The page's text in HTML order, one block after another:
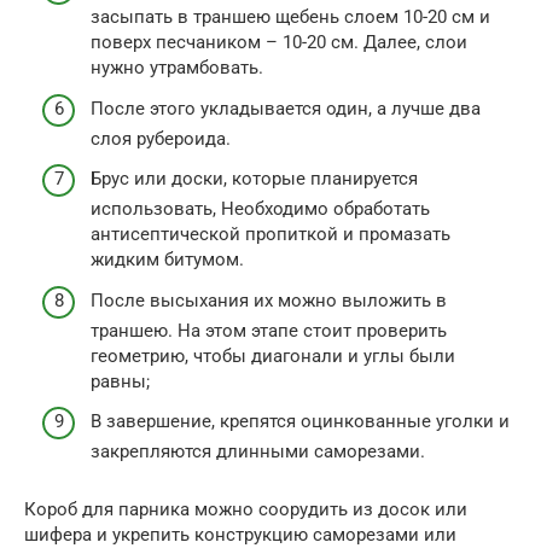
засыпать в траншею щебень слоем 10-20 см и
поверх песчаником – 10-20 см. Далее, слои
нужно утрамбовать.
После этого укладывается один, а лучше два
слоя рубероида.
Брус или доски, которые планируется
использовать, Необходимо обработать
антисептической пропиткой и промазать
жидким битумом.
После высыхания их можно выложить в
траншею. На этом этапе стоит проверить
геометрию, чтобы диагонали и углы были
равны;
В завершение, крепятся оцинкованные уголки и
закрепляются длинными саморезами.
Короб для парника можно соорудить из досок или
шифера и укрепить конструкцию саморезами или